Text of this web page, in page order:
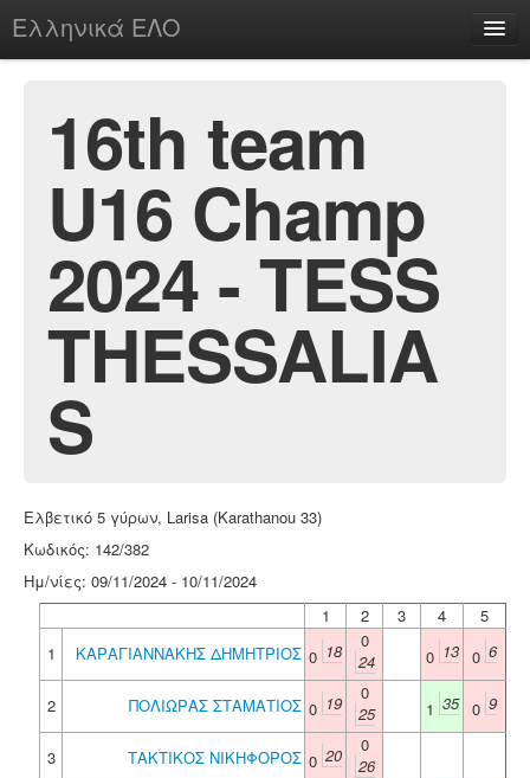
Ελληνικά ΕΛΟ
chesstu.be @ discord
Login
16th team
U16 Champ
2024 - TESS
THESSALIA
S
Ελβετικό 5 γύρων, Larisa (Karathanou 33)
Κωδικός: 142/382
Ημ/νίες: 09/11/2024 - 10/11/2024
1
2 3 4
5
1
ΚΑΡΑΓΙΑΝΝΑΚΗΣ ΔΗΜΗΤΡΙΟΣ 0 18
0
24
0 13 0 6
2 ΠΟΛΙΩΡΑΣ ΣΤΑΜΑΤΙΟΣ 0 19
0
25
1 35 0 9
3 ΤΑΚΤΙΚΟΣ ΝΙΚΗΦΟΡΟΣ 0 20
0
26